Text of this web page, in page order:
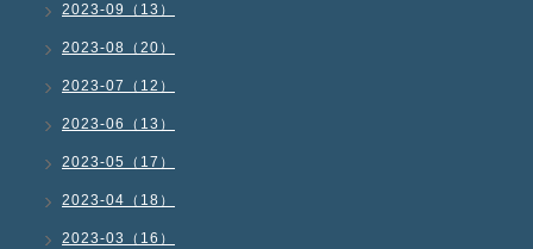
2023-09（13）
2023-08（20）
2023-07（12）
2023-06（13）
2023-05（17）
2023-04（18）
2023-03（16）